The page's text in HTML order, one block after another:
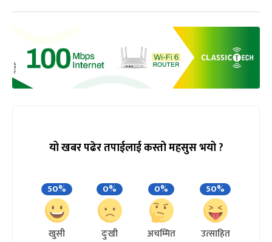
यो खबर पढेर तपाईलाई कस्तो महसुस भयो ?
50%
खुसी
0%
दुःखी
0%
अचम्मित
50%
उत्साहित